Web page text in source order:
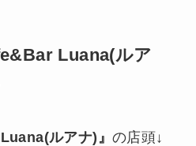
Luana(ルア
ルアナ)』 の店頭↓